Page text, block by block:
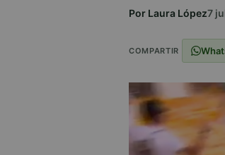
Por Laura López7
COMPARTIR